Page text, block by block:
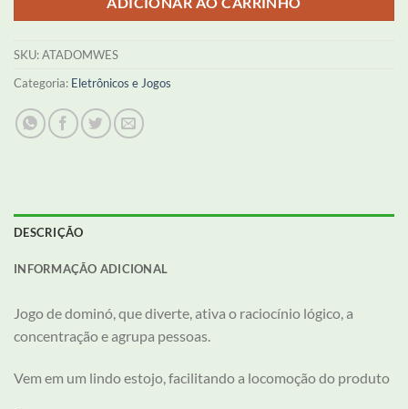
SKU:ATADOMWES
Categoria: Eletrônicos e Jogos
DESCRIÇÃO
INFORMAÇÃO ADICIONAL
Jogo de dominó, que diverte, ativa o raciocínio lógico, a
concentração e agrupa pessoas.
Vem em um lindo estojo, facilitando a locomoção do produto